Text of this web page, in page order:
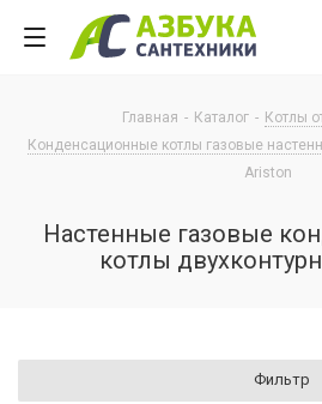
Главная - Каталог - Котлы
Конденсационные котлы газовые
Ariston
Настенные газовые
котлы
Фильтр